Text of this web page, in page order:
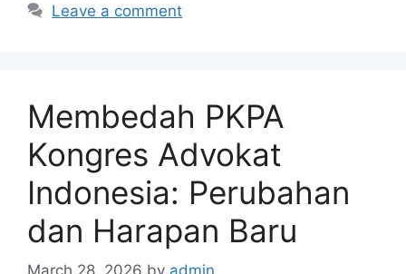
Leave a comment
Membedah PKPA
Kongres Advokat
Indonesia: Perubahan
dan Harapan Baru